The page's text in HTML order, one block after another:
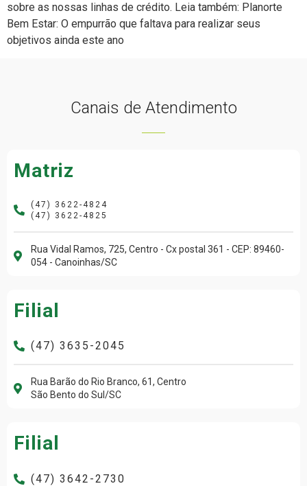
sobre as nossas linhas de crédito. Leia também: Planorte
Bem Estar: O empurrão que faltava para realizar seus
objetivos ainda este ano
Canais de Atendimento
Matriz
(47) 3622-4824
(47) 3622-4825
Rua Vidal Ramos, 725, Centro - Cx postal 361 - CEP: 89460-
054 - Canoinhas/SC
Filial
(47) 3635-2045
Rua Barão do Rio Branco, 61, Centro
São Bento do Sul/SC
Filial
(47) 3642-2730